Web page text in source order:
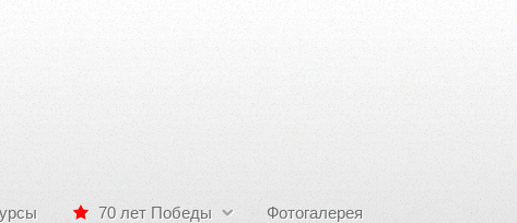
70 лет Победы Фотогалерея